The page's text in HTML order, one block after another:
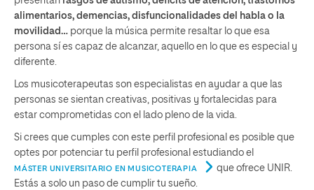
alimentarios, demencias, disfuncionalidades del habla o la
movilidad… porque la música permite resaltar lo que esa
persona sí es capaz de alcanzar, aquello en lo que es especial y
diferente.
Los musicoterapeutas son especialistas en ayudar a que las
personas se sientan creativas, positivas y fortalecidas para
estar comprometidas con el lado pleno de la vida.
Si crees que cumples con este perfil profesional es posible que
optes por potenciar tu perfil profesional estudiando el
MÁSTER UNIVERSITARIO EN MUSICOTERAPIA
que ofrece UNIR.
Estás a solo un paso de cumplir tu sueño.